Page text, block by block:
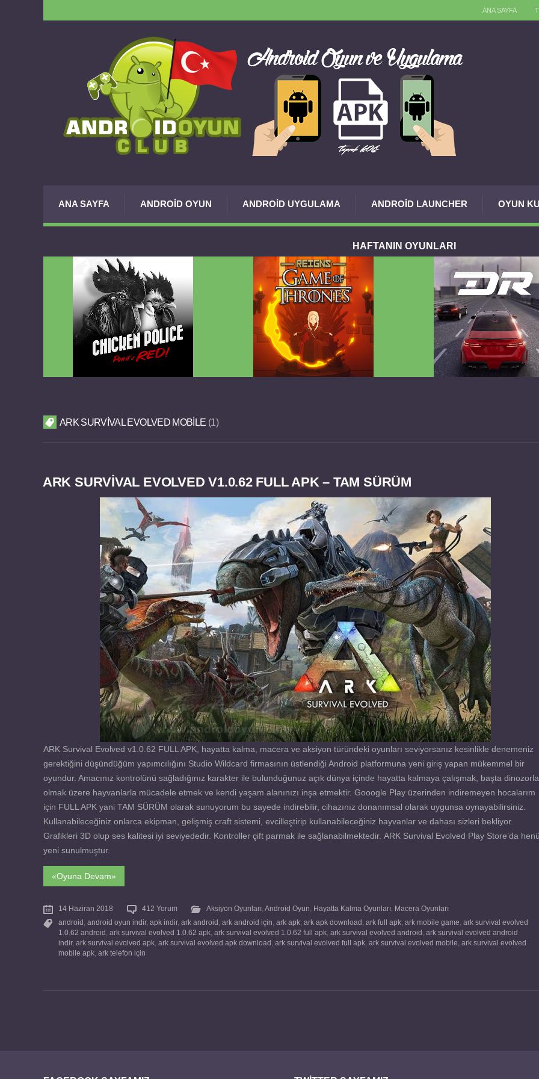
ANA SAYFA
ANA SAYFA ANDROID OYUN ANDROID UYGULAMA ANDROID LAUNCHER OYUN
HAFTANIN OYUNLARI
ARK SURVIVAL EVOLVED MOBILE 1
ARK SURVIVAL EVOLVED V1.0.62 FULL APK – TAM SÜRÜM
ARK Survival Evolved v1.0.62 FULL APK, hayatta kalma, macera ve aksiyon türündeki oyunları seviyorsanız kesinlikle denemeniz
gerektiğini düşündüğüm yapımcılığını Studio Wildcard firmasının üstlendiği Android platformuna yeni giriş yapan mükemmel bir
oyundur. Amacınız kontrolünü sağladığınız karakter ile bulunduğunuz açık dünya içinde hayatta kalmaya çalışmak, başta
olmak üzere hayvanlarla mücadele etmek ve kendi yaşam alanınızı inşa etmektir. Gooogle Play üzerinden indiremeyen hocalarım
için FULL APK yani TAM SÜRÜM olarak sunuyorum bu sayede indirebilir, cihazınız donanımsal olarak uygunsa oynayabilirsiniz.
Kullanabileceğiniz onlarca ekipman, gelişmiş craft sistemi, evcilleştirip kullanabileceğiniz hayvanlar ve dahası sizleri bekliyor.
Grafikleri 3D olup ses kalitesi iyi seviyededir. Kontroller çift parmak ile sağlanabilmektedir. ARK Survival Evolved Play Store’da
yeni sunulmuştur.
«Oyuna Devam»
14 Haziran 2018 412 Yorum Aksiyon Oyunları, Android Oyun, Hayatta Kalma Oyunları, Macera Oyunları
android , android oyun indir, apk indir, ark android , ark android için, ark apk, ark apk download , ark full apk, ark mobile game, ark survival evolved
1.0.62 android , ark survival evolved 1.0.62 apk, ark survival evolved 1.0.62 full apk, ark survival evolved android , ark survival evolved android
indir, ark survival evolved apk, ark survival evolved apk download , ark survival evolved full apk, ark survival evolved mobile, ark survival evolved
mobile apk, ark telefon için